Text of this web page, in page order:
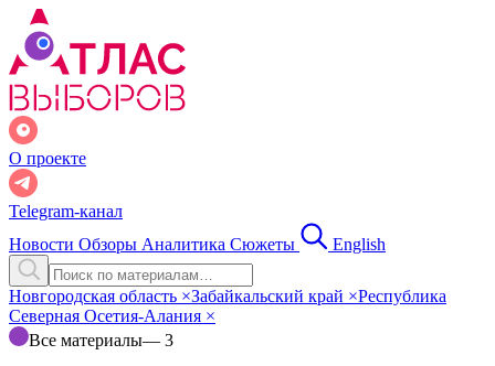
О проекте
Telegram-канал
Новости Обзоры Аналитика Сюжеты English
Новгородская область ×Забайкальский край ×Республика
Северная Осетия-Алания ×
Все материалы— 3